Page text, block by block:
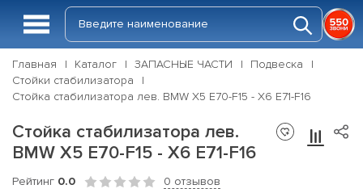
Главная Каталог ЗАПАСНЫЕ ЧАСТИ
Подвеска
Стойки стабилизатора
Стойка стабилизатора лев. BMW X5 E70-F15 - X6 E71-F16
Стойка стабилизатора лев.
BMW X5 E70-F15 - X6 E71-F16
Рейтинг 0.0 0 отзывов